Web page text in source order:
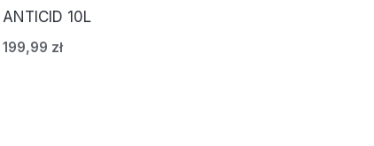
ANTICID 10L
199,99 zł